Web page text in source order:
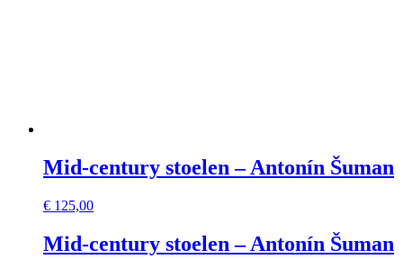
Mid-century stoelen – Antonín Šuman
€ 125,00
Mid-century stoelen – Antonín Šuman